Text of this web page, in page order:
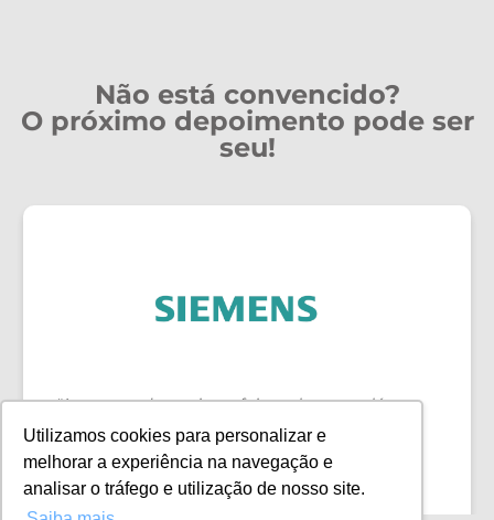
Utilizamos cookies para personalizar e
melhorar a experiência na navegação e
analisar o tráfego e utilização de nosso site.
Não está convencido?
O próximo depoimento pode ser
seu!
"A entrega dos trainers foi excelente — além
de conduzirem o treinamento com o time de
forma clara e eficiente, também se
mostraram bastante disponíveis para apoiar
individualmente cada colaborador, o que fez